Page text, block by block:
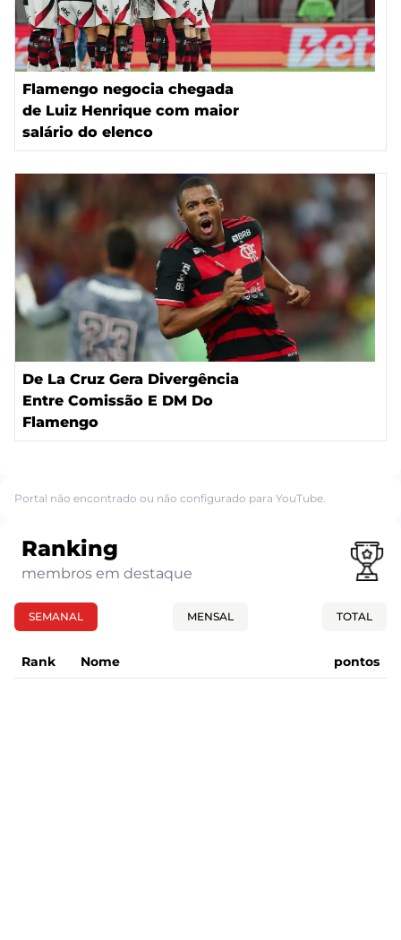
Flamengo negocia chegada
de Luiz Henrique com maior
salário do elenco
De La Cruz Gera Divergência
Entre Comissão E DM Do
Flamengo
Portal não encontrado ou não configurado para YouTube.
Ranking
membros em destaque
SEMANAL MENSAL TOTAL
Rank Nome pontos